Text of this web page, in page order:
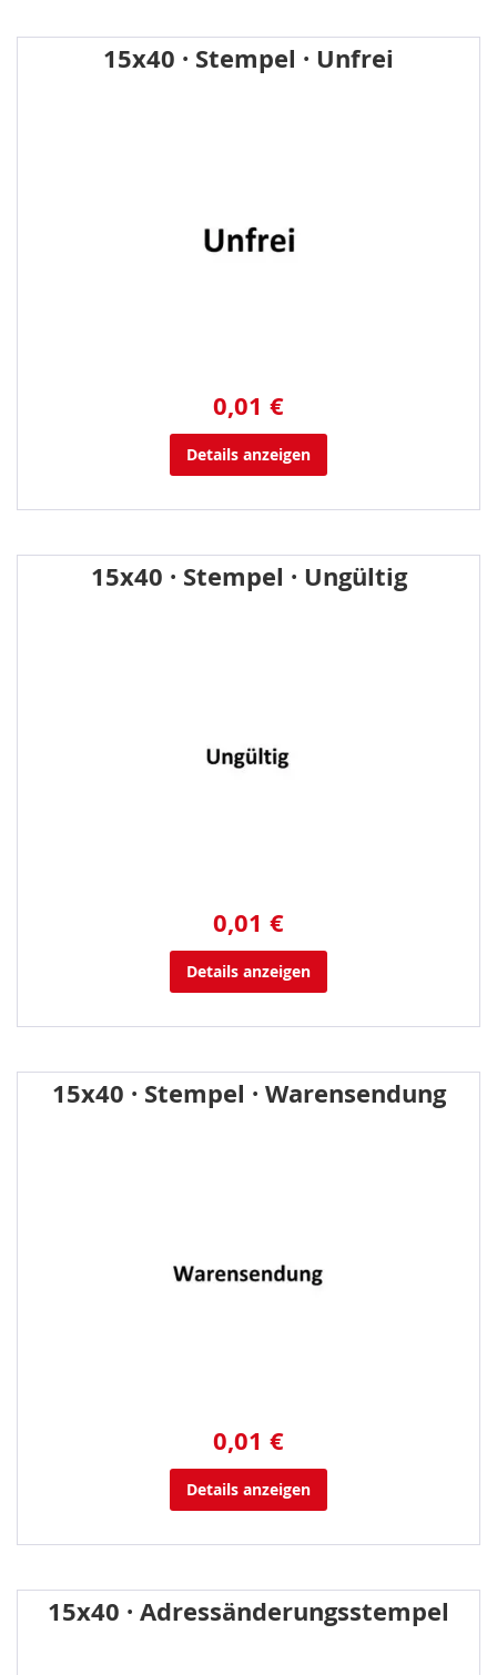
15x40 · Stempel · Unfrei
0,01 €
Details anzeigen
15x40 · Stempel · Ungültig
0,01 €
Details anzeigen
15x40 · Stempel · Warensendung
0,01 €
Details anzeigen
15x40 · Adressänderungsstempel